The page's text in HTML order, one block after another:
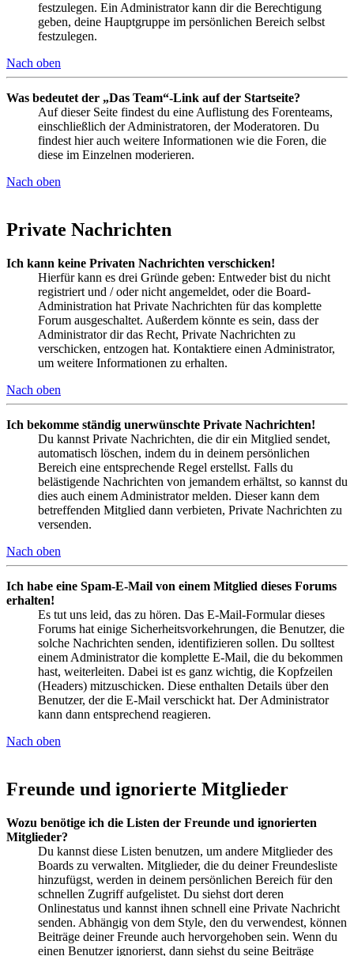
festzulegen. Ein Administrator kann dir die Berechtigung
geben, deine Hauptgruppe im persönlichen Bereich selbst
festzulegen.
Nach oben
Was bedeutet der „Das Team“-Link auf der Startseite?
Auf dieser Seite findest du eine Auflistung des Forenteams,
einschließlich der Administratoren, der Moderatoren. Du
findest hier auch weitere Informationen wie die Foren, die
diese im Einzelnen moderieren.
Nach oben
Private Nachrichten
Ich kann keine Privaten Nachrichten verschicken!
Hierfür kann es drei Gründe geben: Entweder bist du nicht
registriert und / oder nicht angemeldet, oder die Board-
Administration hat Private Nachrichten für das komplette
Forum ausgeschaltet. Außerdem könnte es sein, dass der
Administrator dir das Recht, Private Nachrichten zu
verschicken, entzogen hat. Kontaktiere einen Administrator,
um weitere Informationen zu erhalten.
Nach oben
Ich bekomme ständig unerwünschte Private Nachrichten!
Du kannst Private Nachrichten, die dir ein Mitglied sendet,
automatisch löschen, indem du in deinem persönlichen
Bereich eine entsprechende Regel erstellst. Falls du
belästigende Nachrichten von jemandem erhältst, so kannst du
dies auch einem Administrator melden. Dieser kann dem
betreffenden Mitglied dann verbieten, Private Nachrichten zu
versenden.
Nach oben
Ich habe eine Spam-E-Mail von einem Mitglied dieses Forums
erhalten!
Es tut uns leid, das zu hören. Das E-Mail-Formular dieses
Forums hat einige Sicherheitsvorkehrungen, die Benutzer, die
solche Nachrichten senden, identifizieren sollen. Du solltest
einem Administrator die komplette E-Mail, die du bekommen
hast, weiterleiten. Dabei ist es ganz wichtig, die Kopfzeilen
(Headers) mitzuschicken. Diese enthalten Details über den
Benutzer, der die E-Mail verschickt hat. Der Administrator
kann dann entsprechend reagieren.
Nach oben
Freunde und ignorierte Mitglieder
Wozu benötige ich die Listen der Freunde und ignorierten
Mitglieder?
Du kannst diese Listen benutzen, um andere Mitglieder des
Boards zu verwalten. Mitglieder, die du deiner Freundesliste
hinzufügst, werden in deinem persönlichen Bereich für den
schnellen Zugriff aufgelistet. Du siehst dort deren
Onlinestatus und kannst ihnen schnell eine Private Nachricht
senden. Abhängig von dem Style, den du verwendest, können
Beiträge deiner Freunde auch hervorgehoben sein. Wenn du
einen Benutzer ignorierst, dann siehst du seine Beiträge